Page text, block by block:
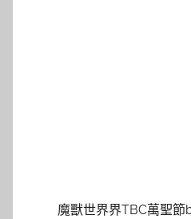
魔獸世界界TBC萬聖節